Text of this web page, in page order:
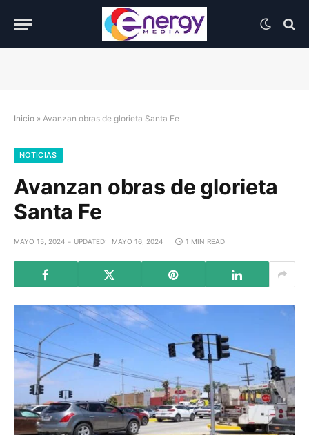
Inicio » Avanzan obras de glorieta Santa Fe
NOTICIAS
Avanzan obras de glorieta
Santa Fe
MAYO 15, 2024 UPDATED: MAYO 16, 2024 1 MIN READ